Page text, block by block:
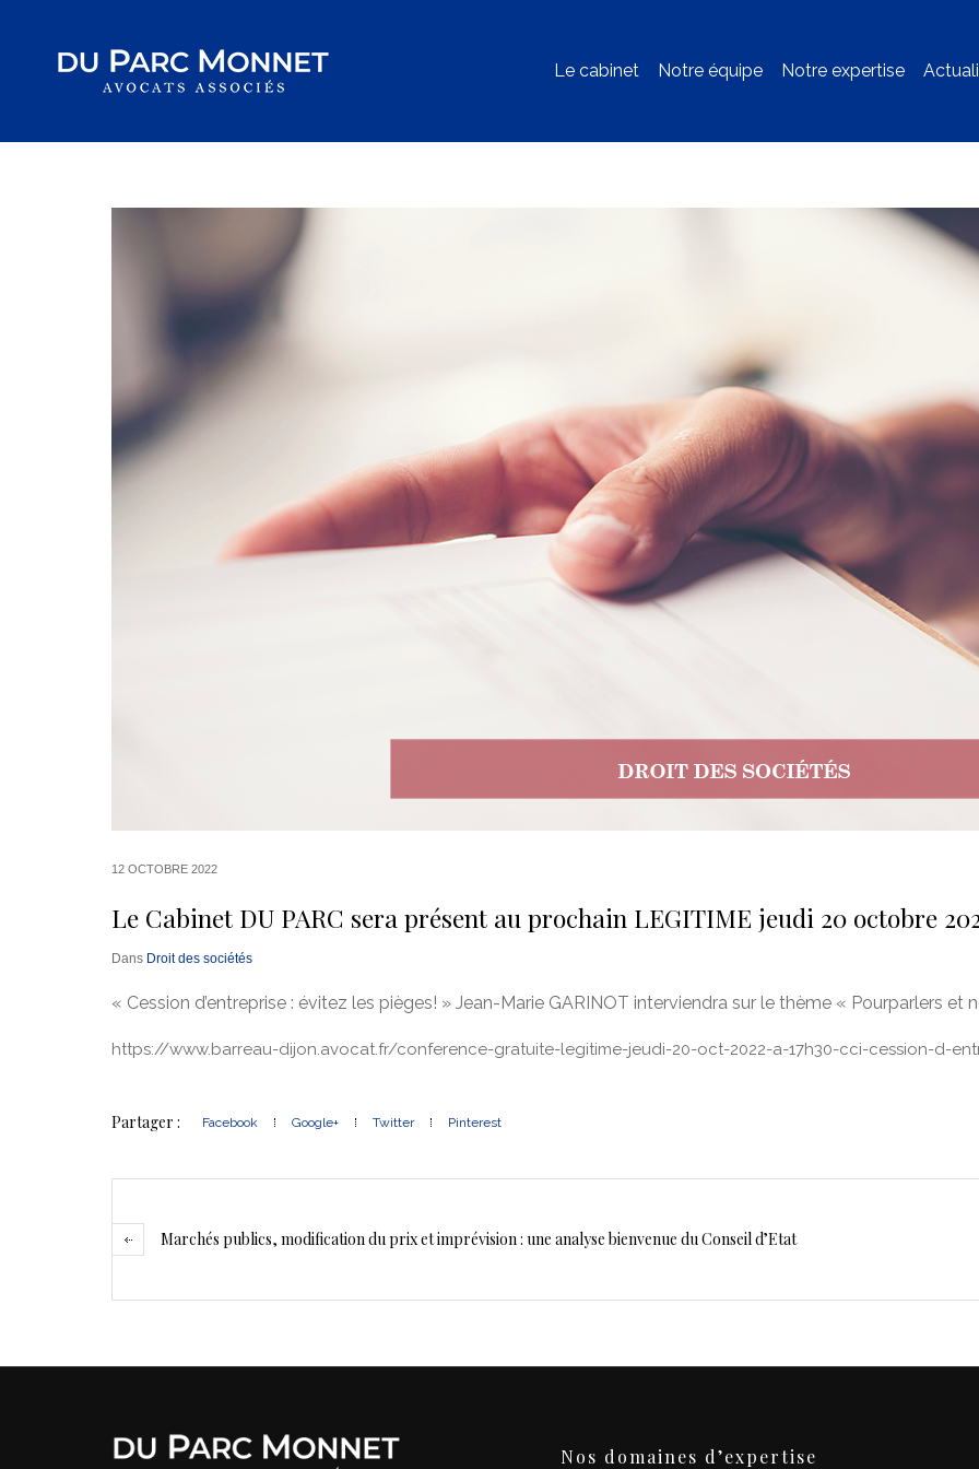
Le cabinet Notre équipe Notre expertise
12 OCTOBRE 2022
Le Cabinet DU PARC sera présent au prochain LEGITIME jeudi 20 octobre
Dans Droit des sociétés
« Cession d’entreprise : évitez les pièges! » Jean-Marie GARINOT interviendra sur le thème « Pourparlers et
https://www.barreau-dijon.avocat.fr/conference-gratuite-legitime-jeudi-20-oct-2022-a-17h30-cci-cession-d-
Partager : Facebook Google+ Twitter Pinterest
Marchés publics, modification du prix et imprévision : une analyse bienvenue du Conseil d’Etat
Nos domaines d’expertise